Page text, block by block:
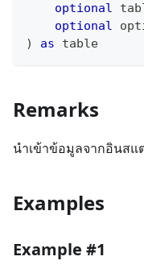
optional
optional
)
as table
Remarks
นําเข้าข้อมูลจากอินส
Examples
Example #1